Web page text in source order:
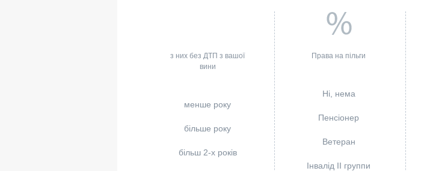
з них без ДТП з вашої
вини
менше року
більше року
більш 2-х років
Права на пільги
Ні, нема
Пенсіонер
Ветеран
Інвалід II группи